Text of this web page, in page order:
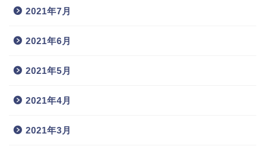
2021年7月
2021年6月
2021年5月
2021年4月
2021年3月